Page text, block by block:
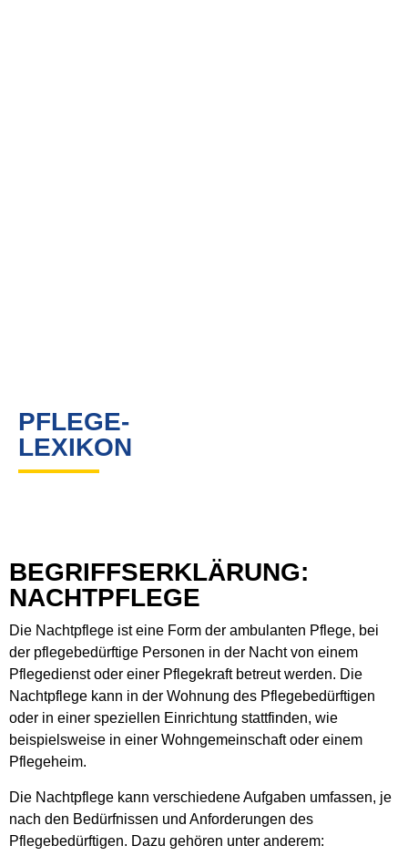
PFLEGE-
LEXIKON
BEGRIFFSERKLÄRUNG:
NACHTPFLEGE
Die Nachtpflege ist eine Form der ambulanten Pflege, bei
der pflegebedürftige Personen in der Nacht von einem
Pflegedienst oder einer Pflegekraft betreut werden. Die
Nachtpflege kann in der Wohnung des Pflegebedürftigen
oder in einer speziellen Einrichtung stattfinden, wie
beispielsweise in einer Wohngemeinschaft oder einem
Pflegeheim.
Die Nachtpflege kann verschiedene Aufgaben umfassen, je
nach den Bedürfnissen und Anforderungen des
Pflegebedürftigen. Dazu gehören unter anderem: